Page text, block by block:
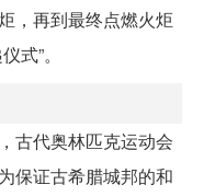
，再到最终点燃火炬
式”。
古代奥林匹克运动会
保证古希腊城邦的和